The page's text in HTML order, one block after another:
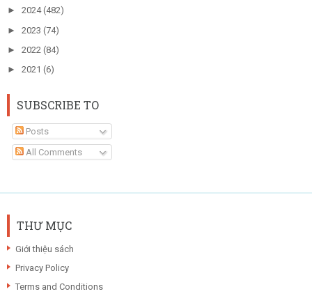
► 2024 (482)
► 2023 (74)
► 2022 (84)
► 2021 (6)
SUBSCRIBE TO
Posts
All Comments
THƯ MỤC
Giới thiệu sách
Privacy Policy
Terms and Conditions